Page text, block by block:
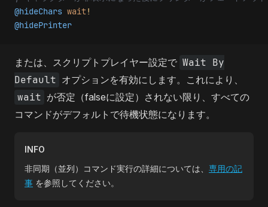
@hideChars wait!
@hidePrinter
または、スクリプトプレイヤー設定で Wait By
Default オプションを有効にします。これにより、
wait が否定（falseに設定）されない限り、すべての
コマンドがデフォルトで待機状態になります。
INFO
非同期（並列）コマンド実行の詳細については、 専用の記
事 を参照してください。